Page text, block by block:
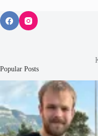
Popular Posts